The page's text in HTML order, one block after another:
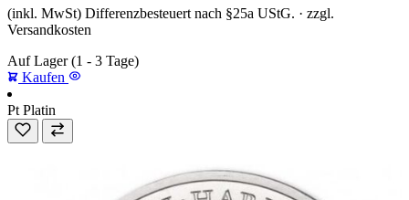
(inkl. MwSt) Differenzbesteuert nach §25a UStG. · zzgl.
Versandkosten
Auf Lager (1 - 3 Tage)
Kaufen
Pt Platin